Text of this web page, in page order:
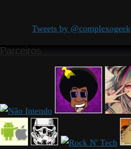
Tweets by @complexogeek
Parceiros